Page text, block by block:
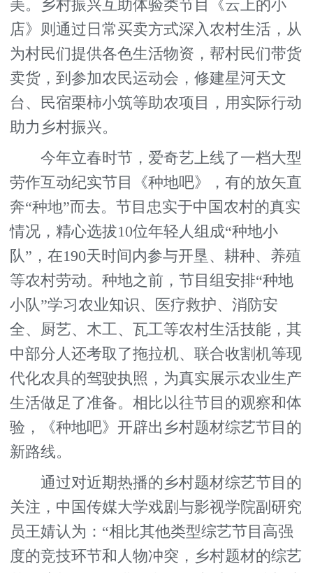
美。乡村振兴互助体验类节目《云上的小
店》则通过日常买卖方式深入农村生活，从
为村民们提供各色生活物资，帮村民们带货
卖货，到参加农民运动会，修建星河天文
台、民宿栗柿小筑等助农项目，用实际行动
助力乡村振兴。
今年立春时节，爱奇艺上线了一档大型
劳作互动纪实节目《种地吧》，有的放矢直
奔“种地”而去。节目忠实于中国农村的真实
情况，精心选拔10位年轻人组成“种地小
队”，在190天时间内参与开垦、耕种、养殖
等农村劳动。种地之前，节目组安排“种地
小队”学习农业知识、医疗救护、消防安
全、厨艺、木工、瓦工等农村生活技能，其
中部分人还考取了拖拉机、联合收割机等现
代化农具的驾驶执照，为真实展示农业生产
生活做足了准备。相比以往节目的观察和体
验，《种地吧》开辟出乡村题材综艺节目的
新路线。
通过对近期热播的乡村题材综艺节目的
关注，中国传媒大学戏剧与影视学院副研究
员王婧认为：“相比其他类型综艺节目高强
度的竞技环节和人物冲突，乡村题材的综艺